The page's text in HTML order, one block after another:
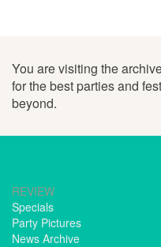
You are visiting the
for the best parties and
beyond.
REVIEW
Specials
Party Pictures
News Archive